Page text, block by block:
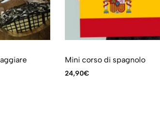
Mini corso di spagnolo
24,90€